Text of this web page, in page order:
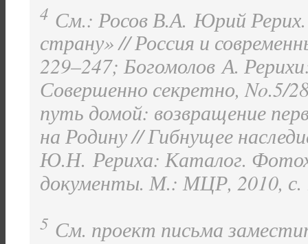
4 См.: Росов В.А. Юрий
страну» // Россия и
229–247; Богомолов А.
Совершенно секретно, No.5/
путь домой: возвращение
на Родину // Гибнущее
Ю.Н. Рериха: Каталог.
документы. М.: МЦР, 2010, с.
5 См. проект письма